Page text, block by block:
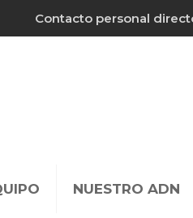
Contacto personal
NUESTRO ADN